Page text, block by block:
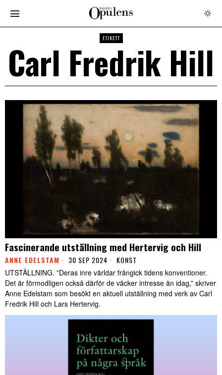
ETIKETT
Carl Fredrik Hill
Fascinerande utställning med Hertervig och Hill
ANNE EDELSTAM 30 SEP 2024 KONST
UTSTÄLLNING. ”Deras inre världar frångick tidens konventioner.
Det är förmodligen också därför de väcker intresse än idag,” skriver
Anne Edelstam som besökt en aktuell utställning med verk av Carl
Fredrik Hill och Lars Hertervig.